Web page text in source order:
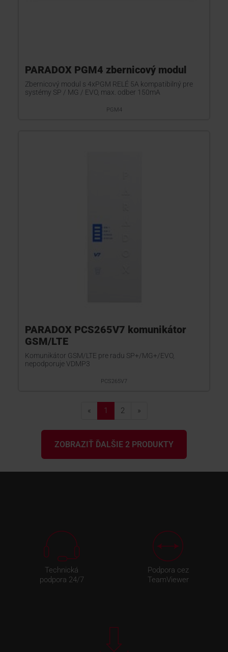
PARADOX PGM4 zbernicový modul
Zbernicový modul s 4xPGM RELÉ 5A kompatibilný pre
systémy SP / MG / EVO, max. odber 150mA
PGM4
PARADOX PCS265V7 komunikátor
GSM/LTE
Komunikátor GSM/LTE pre radu SP+/MG+/EVO,
nepodporuje VDMP3
PCS265V7
« 1 2 »
ZOBRAZIŤ ĎALŠIE 2 PRODUKTY
Technická
podpora 24/7
Podpora cez
TeamViewer